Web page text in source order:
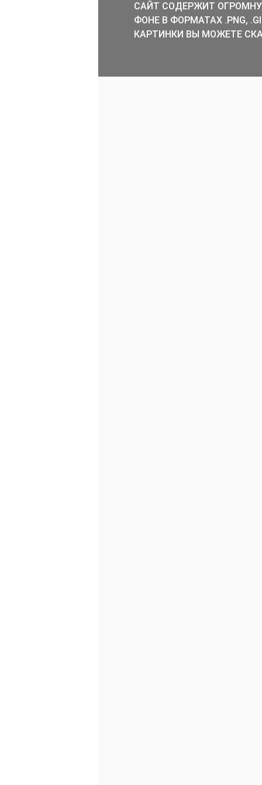
САЙТ СОДЕРЖИТ
ФОНЕ В ФОРМАТАХ .PNG,
КАРТИНКИ ВЫ МОЖЕТЕ